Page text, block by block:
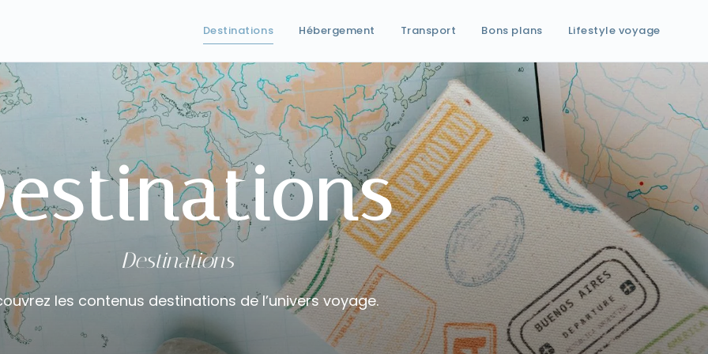
Destinations Hébergement Transport Bons plans Lifestyle voyage
Destinations
les contenus destinations de l’univers voyage.